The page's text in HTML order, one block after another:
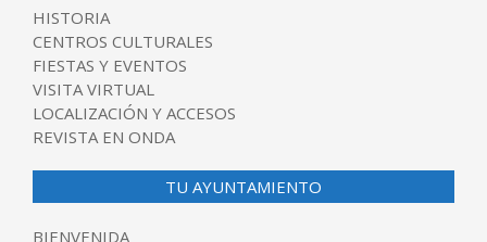
HISTORIA
CENTROS CULTURALES
FIESTAS Y EVENTOS
VISITA VIRTUAL
LOCALIZACIÓN Y ACCESOS
REVISTA EN ONDA
TU AYUNTAMIENTO
BIENVENIDA